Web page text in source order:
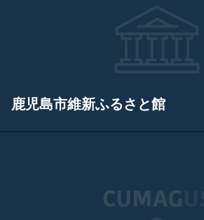
鹿児島市維新ふるさと館